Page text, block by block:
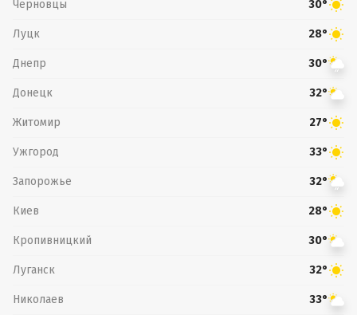
Черновцы 30°
Луцк 28°
Днепр 30°
Донецк 32°
Житомир 27°
Ужгород 33°
Запорожье 32°
Киев 28°
Кропивницкий 30°
Луганск 32°
Николаев 33°